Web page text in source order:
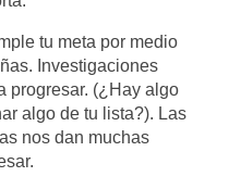
tu meta por medio
Investigaciones
progresar. (¿Hay algo
algo de tu lista?). Las
nos dan muchas